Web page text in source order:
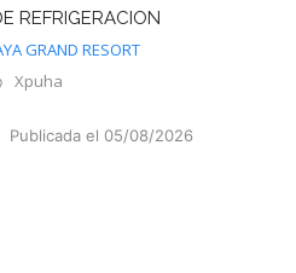
REFRIGERACION
GRAND RESORT
Xpuha
Publicada el 05/08/2026